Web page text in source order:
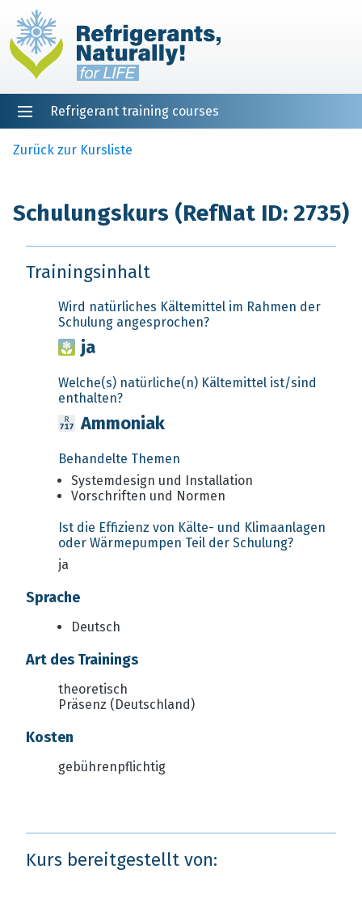
Refrigerant training courses
Zurück zur Kursliste
Schulungskurs (RefNat ID: 2735)
Trainingsinhalt
Wird natürliches Kältemittel im Rahmen der
Schulung angesprochen?
ja
Welche(s) natürliche(n) Kältemittel ist/sind
enthalten?
Ammoniak
Behandelte Themen
Systemdesign und Installation
Vorschriften und Normen
Ist die Effizienz von Kälte- und Klimaanlagen
oder Wärmepumpen Teil der Schulung?
ja
Sprache
Deutsch
Art des Trainings
theoretisch
Präsenz (Deutschland)
Kosten
gebührenpflichtig
Kurs bereitgestellt von: